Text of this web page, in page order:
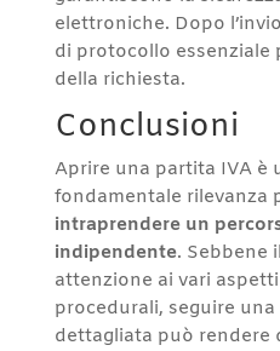
elettroniche. Dopo
di protocollo
della richiesta.
Conclusioni
Aprire una partita IVA è
fondamentale rilevanza
intraprendere un
indipendente. Sebbene
attenzione ai vari
procedurali, seguire
dettagliata può rendere